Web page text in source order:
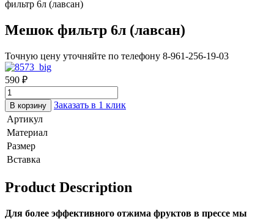
фильтр 6л (лавсан)
Мешок фильтр 6л (лавсан)
Точную цену уточняйте по телефону 8-961-256-19-03
590 ₽
В корзину
Заказать в 1 клик
Артикул
Материал
Размер
Вставка
Product Description
Для более эффективного отжима фруктов в прессе мы